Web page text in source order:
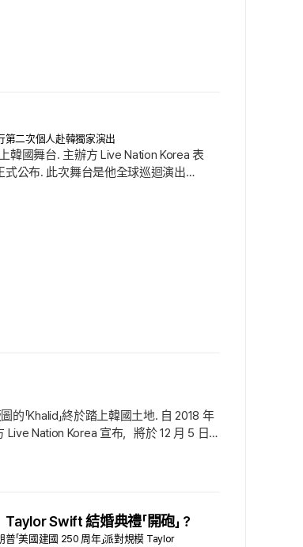
第二次個人赴韓獨家演出
韓國舞台. 主辦方 Live Nation Korea 表
式公布. 此次舞台是他全球巡迴演出
「Khalid」終於踏上韓國土地. 自 2018 年
Nation Korea 宣布，將於 12 月 5 日
Swift 結婚典禮「開砲」？
「美國建國 250 周年」派對規模 Taylor